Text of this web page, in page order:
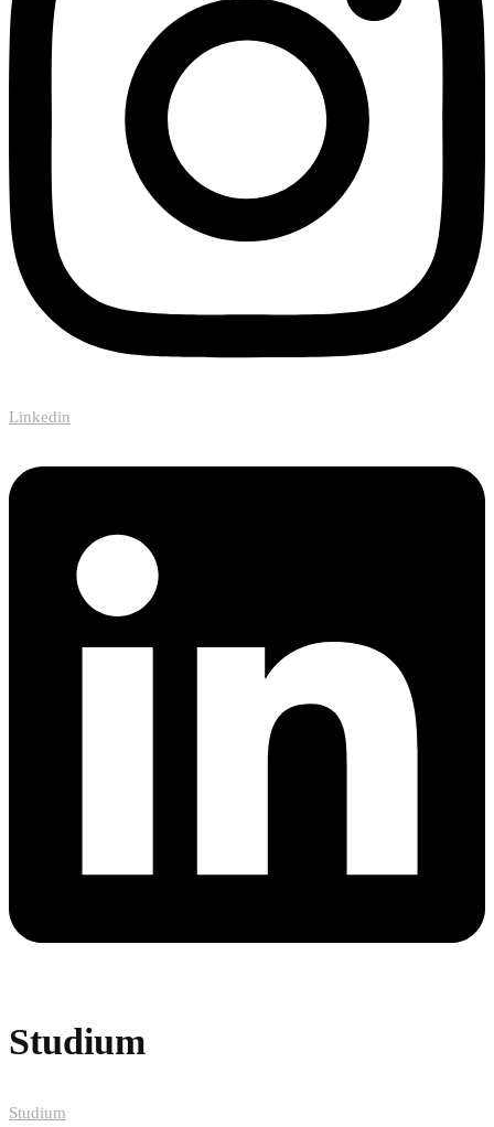
Linkedin
Studium
Studium